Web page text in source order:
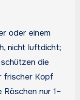
oder einem
nicht luftdicht;
die
frischer Kopf
nur 1–